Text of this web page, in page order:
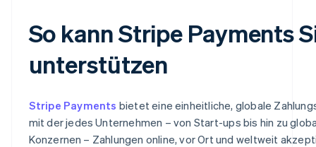
So kann Stripe Payments
unterstützen
Stripe Payments bietet eine einheitliche, globale
mit der jedes Unternehmen – von Start-ups bis hin zu
Konzernen – Zahlungen online, vor Ort und weltweit